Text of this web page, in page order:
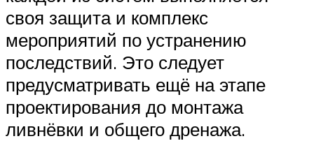
своя защита и комплекс
мероприятий по устранению
последствий. Это следует
предусматривать ещё на этапе
проектирования до монтажа
ливнёвки и общего дренажа.